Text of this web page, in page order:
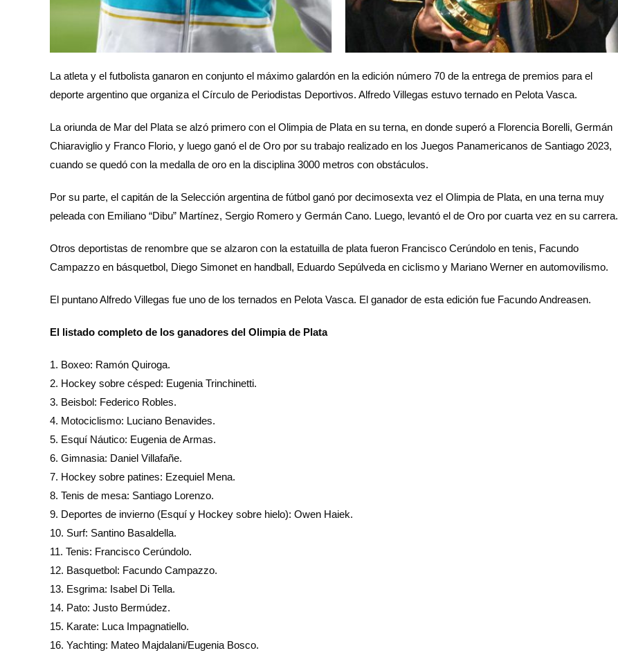
La atleta y el futbolista ganaron en conjunto el máximo galardón en la edición número 70 de la entrega de premios para el
deporte argentino que organiza el Círculo de Periodistas Deportivos. Alfredo Villegas estuvo ternado en Pelota Vasca.
La oriunda de Mar del Plata se alzó primero con el Olimpia de Plata en su terna, en donde superó a Florencia Borelli, Germán
Chiaraviglio y Franco Florio, y luego ganó el de Oro por su trabajo realizado en los Juegos Panamericanos de Santiago 2023,
cuando se quedó con la medalla de oro en la disciplina 3000 metros con obstáculos.
Por su parte, el capitán de la Selección argentina de fútbol ganó por decimosexta vez el Olimpia de Plata, en una terna muy
peleada con Emiliano “Dibu” Martínez, Sergio Romero y Germán Cano. Luego, levantó el de Oro por cuarta vez en su carrera.
Otros deportistas de renombre que se alzaron con la estatuilla de plata fueron Francisco Cerúndolo en tenis, Facundo
Campazzo en básquetbol, Diego Simonet en handball, Eduardo Sepúlveda en ciclismo y Mariano Werner en automovilismo.
El puntano Alfredo Villegas fue uno de los ternados en Pelota Vasca. El ganador de esta edición fue Facundo Andreasen.
El listado completo de los ganadores del Olimpia de Plata
1. Boxeo: Ramón Quiroga.
2. Hockey sobre césped: Eugenia Trinchinetti.
3. Beisbol: Federico Robles.
4. Motociclismo: Luciano Benavides.
5. Esquí Náutico: Eugenia de Armas.
6. Gimnasia: Daniel Villafañe.
7. Hockey sobre patines: Ezequiel Mena.
8. Tenis de mesa: Santiago Lorenzo.
9. Deportes de invierno (Esquí y Hockey sobre hielo): Owen Haiek.
10. Surf: Santino Basaldella.
11. Tenis: Francisco Cerúndolo.
12. Basquetbol: Facundo Campazzo.
13. Esgrima: Isabel Di Tella.
14. Pato: Justo Bermúdez.
15. Karate: Luca Impagnatiello.
16. Yachting: Mateo Majdalani/Eugenia Bosco.